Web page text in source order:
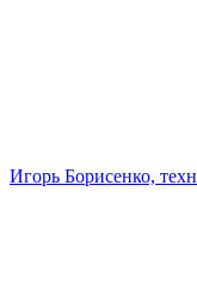
Игорь Борисенко,